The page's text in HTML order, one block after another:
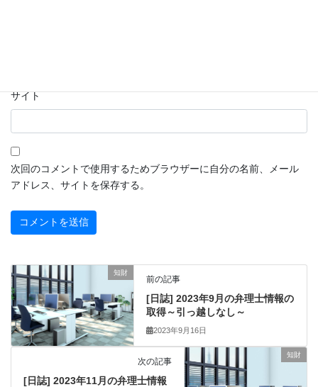
サイト
次回のコメントで使用するためブラウザーに自分の名前、メール
アドレス、サイトを保存する。
知財
前の記事
[日誌] 2023年9月の弁理士情報の
取得～引っ越しなし～
2023年9月16日
知財
次の記事
[日誌] 2023年11月の弁理士情報